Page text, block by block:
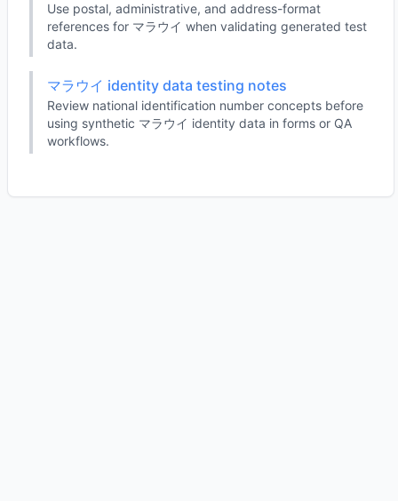
Use postal, administrative, and address-format
references for マラウイ when validating generated test
data.
マラウイ identity data testing notes
Review national identification number concepts before
using synthetic マラウイ identity data in forms or QA
workflows.